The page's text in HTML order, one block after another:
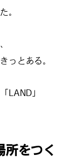
。
っとある。
LAND」
所をつく